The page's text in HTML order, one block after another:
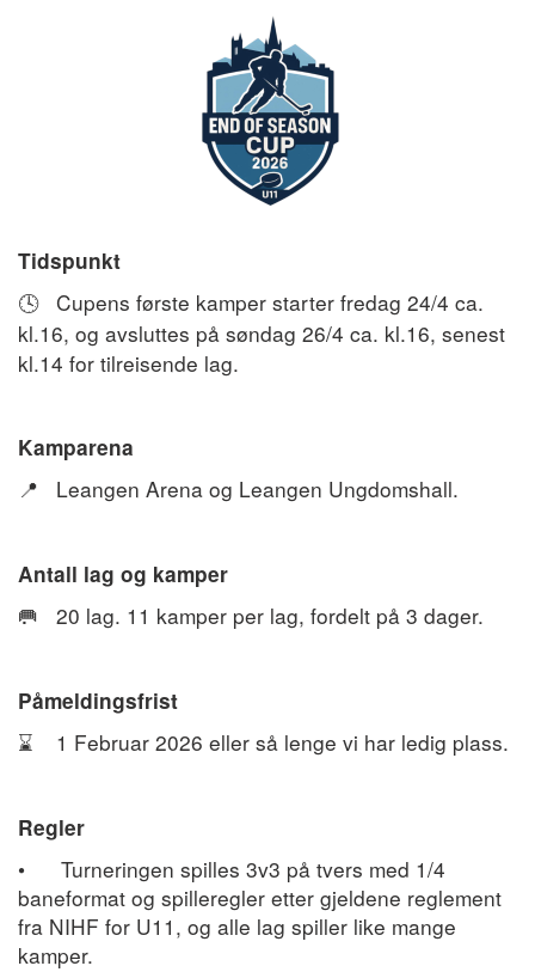
Tidspunkt
🕓
Cupens første kamper starter fredag 24/4 ca.
kl.16, og avsluttes på søndag 26/4 ca. kl.16, senest
kl.14 for tilreisende lag.
Kamparena
📍 Leangen Arena og Leangen Ungdomshall.
Antall lag og kamper
🥅 20 lag. 11 kamper per lag, fordelt på 3 dager.
Påmeldingsfrist
⌛️ 1 Februar 2026 eller så lenge vi har ledig plass.
Regler
•
Turneringen spilles 3v3 på tvers med 1/4
baneformat og spilleregler etter gjeldene reglement
fra NIHF for U11, og alle lag spiller like mange
kamper.